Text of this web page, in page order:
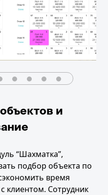
и
“Шахматка”,
подбор объекта по
время
клиентом. Сотрудник